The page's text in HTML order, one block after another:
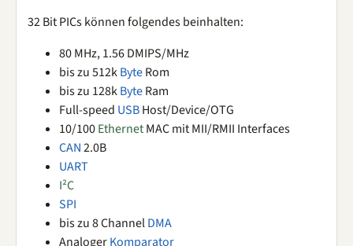
32 Bit PICs können folgendes beinhalten:
80 MHz, 1.56 DMIPS/MHz
bis zu 512kByteRom
bis zu 128kByteRam
Full-speed USBHost/Device/OTG
10/100EthernetMAC mit MII/RMII Interfaces
CAN2.0B
UART
I²C
SPI
bis zu 8 ChannelDMA
AnalogerKomparator